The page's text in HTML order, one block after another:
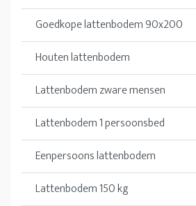
Goedkope lattenbodem 90x200
Houten lattenbodem
Lattenbodem zware mensen
Lattenbodem 1 persoonsbed
Eenpersoons lattenbodem
Lattenbodem 150 kg